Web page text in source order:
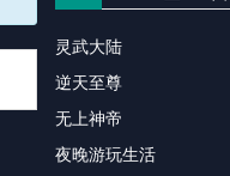
灵武大陆
逆天至尊
无上神帝
夜晚游玩生活